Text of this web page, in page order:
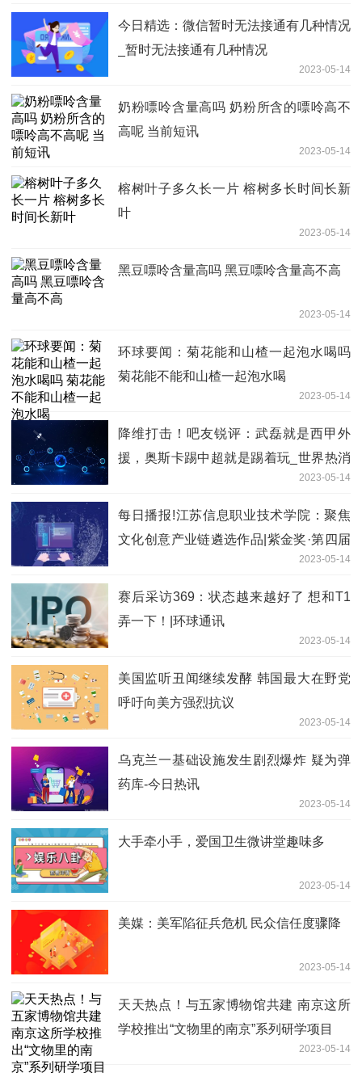
今日精选：微信暂时无法接通有几种情况
_暂时无法接通有几种情况
2023-05-14
奶粉嘌呤含量高吗 奶粉所含的嘌呤高不
高呢 当前短讯
2023-05-14
榕树叶子多久长一片 榕树多长时间长新
叶
2023-05-14
黑豆嘌呤含量高吗 黑豆嘌呤含量高不高
2023-05-14
环球要闻：菊花能和山楂一起泡水喝吗
菊花能不能和山楂一起泡水喝
2023-05-14
降维打击！吧友锐评：武磊就是西甲外
援，奥斯卡踢中超就是踢着玩_世界热消
2023-05-14
每日播报!江苏信息职业技术学院：聚焦
文化创意产业链遴选作品|紫金奖·第四届
2023-05-14
赛后采访369：状态越来越好了 想和T1
弄一下！|环球通讯
2023-05-14
美国监听丑闻继续发酵 韩国最大在野党
呼吁向美方强烈抗议
2023-05-14
乌克兰一基础设施发生剧烈爆炸 疑为弹
药库-今日热讯
2023-05-14
大手牵小手，爱国卫生微讲堂趣味多
2023-05-14
美媒：美军陷征兵危机 民众信任度骤降
2023-05-14
天天热点！与五家博物馆共建 南京这所
学校推出“文物里的南京”系列研学项目
2023-05-14